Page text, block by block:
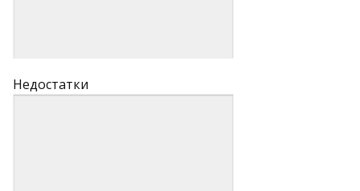
Недостатки